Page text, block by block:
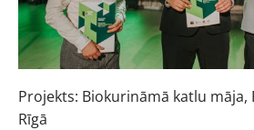
Projekts: Biokurināmā katlu māja,
Rīgā